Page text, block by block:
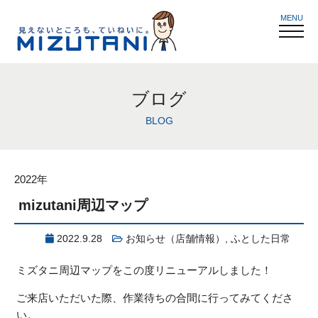
MENU
ブログ
BLOG
2022年
mizutani周辺マップ
2022.9.28 お知らせ（店舗情報） ,ふとした日常
ミズタニ周辺マップをこの度リニューアルしました！
ご来店いただいた際、作業待ちの合間に行ってみてくださ
い。